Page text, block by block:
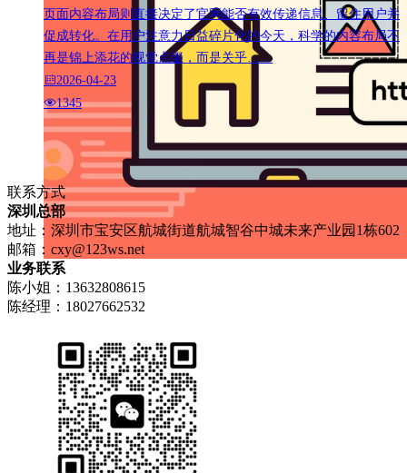
页面内容布局则直接决定了官网能否有效传递信息、留住用户并
促成转化。在用户注意力日益碎片化的今天，科学的内容布局不
再是锦上添花的视觉点缀，而是关乎……
2026-04-23
1345
联系方式
深圳总部
地址：深圳市宝安区航城街道航城智谷中城未来产业园1栋602
邮箱： cxy@123ws.net
业务联系
陈小姐：13632808615
陈经理：18027662532